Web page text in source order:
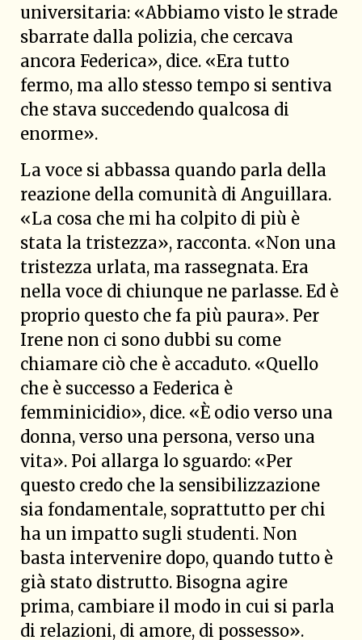
universitaria: «Abbiamo visto le strade
sbarrate dalla polizia, che cercava
ancora Federica», dice. «Era tutto
fermo, ma allo stesso tempo si sentiva
che stava succedendo qualcosa di
enorme».
La voce si abbassa quando parla della
reazione della comunità di Anguillara.
«La cosa che mi ha colpito di più è
stata la tristezza», racconta. «Non una
tristezza urlata, ma rassegnata. Era
nella voce di chiunque ne parlasse. Ed è
proprio questo che fa più paura». Per
Irene non ci sono dubbi su come
chiamare ciò che è accaduto. «Quello
che è successo a Federica è
femminicidio», dice. «È odio verso una
donna, verso una persona, verso una
vita». Poi allarga lo sguardo: «Per
questo credo che la sensibilizzazione
sia fondamentale, soprattutto per chi
ha un impatto sugli studenti. Non
basta intervenire dopo, quando tutto è
già stato distrutto. Bisogna agire
prima, cambiare il modo in cui si parla
di relazioni, di amore, di possesso».